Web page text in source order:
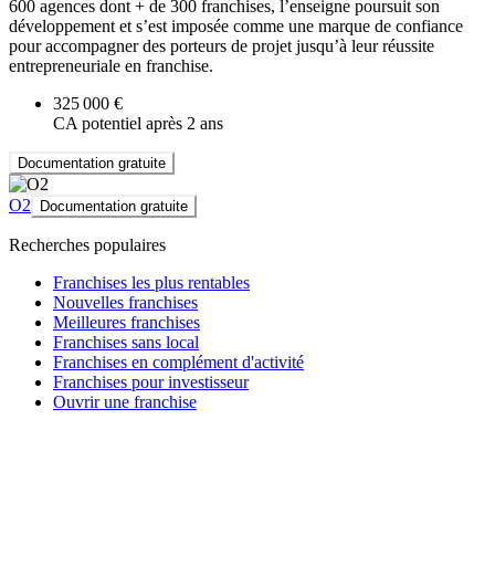
600 agences dont + de 300 franchises, l’enseigne poursuit son
développement et s’est imposée comme une marque de confiance
pour accompagner des porteurs de projet jusqu’à leur réussite
entrepreneuriale en franchise.
325 000 €
CA potentiel après 2 ans
Documentation gratuite
O2 Documentation gratuite
Recherches populaires
Franchises les plus rentables
Nouvelles franchises
Meilleures franchises
Franchises sans local
Franchises en complément d'activité
Franchises pour investisseur
Ouvrir une franchise